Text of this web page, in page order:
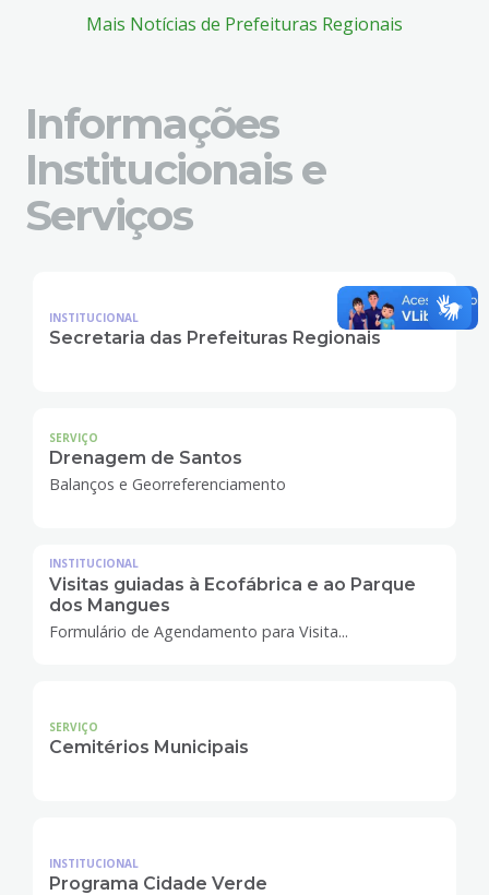
Mais Notícias de Prefeituras Regionais
Informações
Institucionais e
Serviços
INSTITUCIONAL
Secretaria das Prefeituras Regionais
SERVIÇO
Drenagem de Santos
Balanços e Georreferenciamento
INSTITUCIONAL
Visitas guiadas à Ecofábrica e ao Parque
dos Mangues
Formulário de Agendamento para Visita...
SERVIÇO
Cemitérios Municipais
INSTITUCIONAL
Programa Cidade Verde